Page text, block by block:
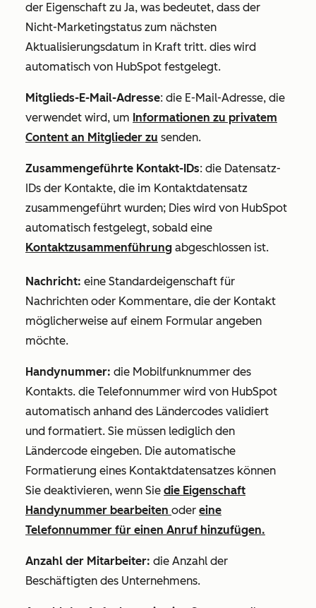
der Eigenschaft zu Ja, was bedeutet, dass der
Nicht-Marketingstatus zum nächsten
Aktualisierungsdatum in Kraft tritt. dies wird
automatisch von HubSpot festgelegt.
Mitglieds-E-Mail-Adresse: die E-Mail-Adresse, die
verwendet wird, um Informationen zu privatem
Content an Mitglieder zu senden.
Zusammengeführte Kontakt-IDs: die Datensatz-
IDs der Kontakte, die im Kontaktdatensatz
zusammengeführt wurden; Dies wird von HubSpot
automatisch festgelegt, sobald eine
Kontaktzusammenführung abgeschlossen ist.
Nachricht: eine Standardeigenschaft für
Nachrichten oder Kommentare, die der Kontakt
möglicherweise auf einem Formular angeben
möchte.
Handynummer: die Mobilfunknummer des
Kontakts. die Telefonnummer wird von HubSpot
automatisch anhand des Ländercodes validiert
und formatiert. Sie müssen lediglich den
Ländercode eingeben. Die automatische
Formatierung eines Kontaktdatensatzes können
Sie deaktivieren, wenn Sie die Eigenschaft
Handynummer bearbeiten oder eine
Telefonnummer für einen Anruf hinzufügen.
Anzahl der Mitarbeiter: die Anzahl der
Beschäftigten des Unternehmens.